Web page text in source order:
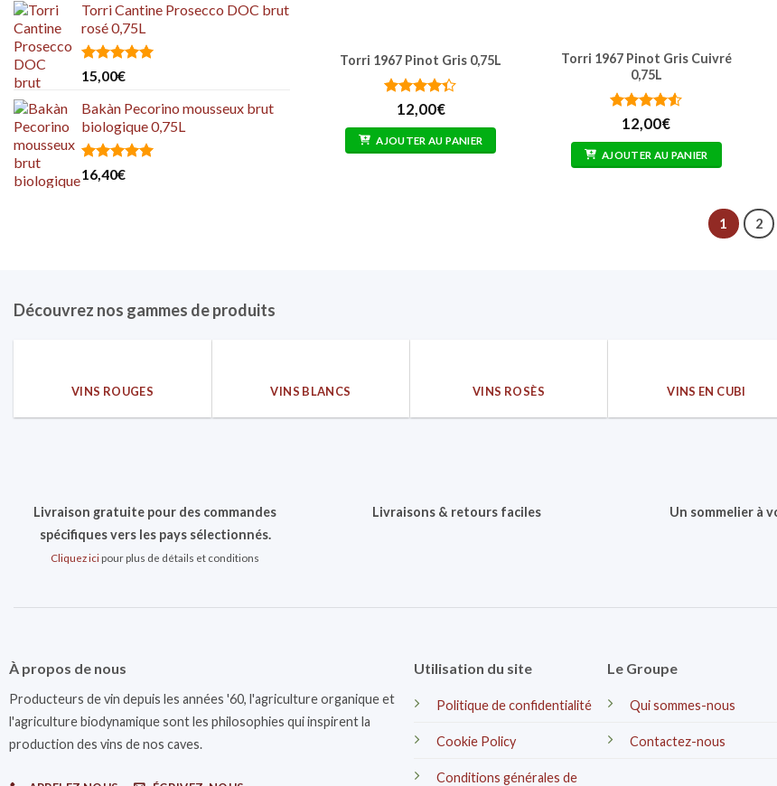
initial
était :
22,00€.
actuel
Torri Cantine Prosecco DOC brut
rosé 0,75L
Note5.00
sur 5
15,00€
Bakàn Pecorino mousseux brut
biologique 0,75L
Note5.00
sur 5
16,40€
Torri 1967 Pinot Gris 0,75L
Note4.33
sur 5
12,00€
AJOUTER AU PANIER
Torri 1967 Pinot Gris Cuivré
0,75L
Note4.5
sur 5
12,00€
AJOUTER AU PANIER
1 2
Découvrez nos gammes de produits
VINS ROUGES VINS BLANCS VINS ROSÈS VINS EN CUBI
Livraison gratuite pour des commandes
spécifiques vers les pays sélectionnés.
Cliquez ici pour plus de détails et conditions
Livraisons & retours faciles Un sommelier à
À propos de nous
Producteurs de vin depuis les années '60, l'agriculture organique et
l'agriculture biodynamique sont les philosophies qui inspirent la
production des vins de nos caves.
Utilisation du site
Politique de confidentialité
Cookie Policy
Conditions générales de
Le Groupe
Qui sommes-nous
Contactez-nous